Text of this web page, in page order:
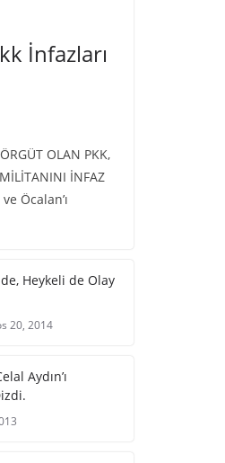
İnfazları
OLAN PKK,
İNFAZ
Öcalan’ı
Heykeli de Olay
20, 2014
Aydın’ı